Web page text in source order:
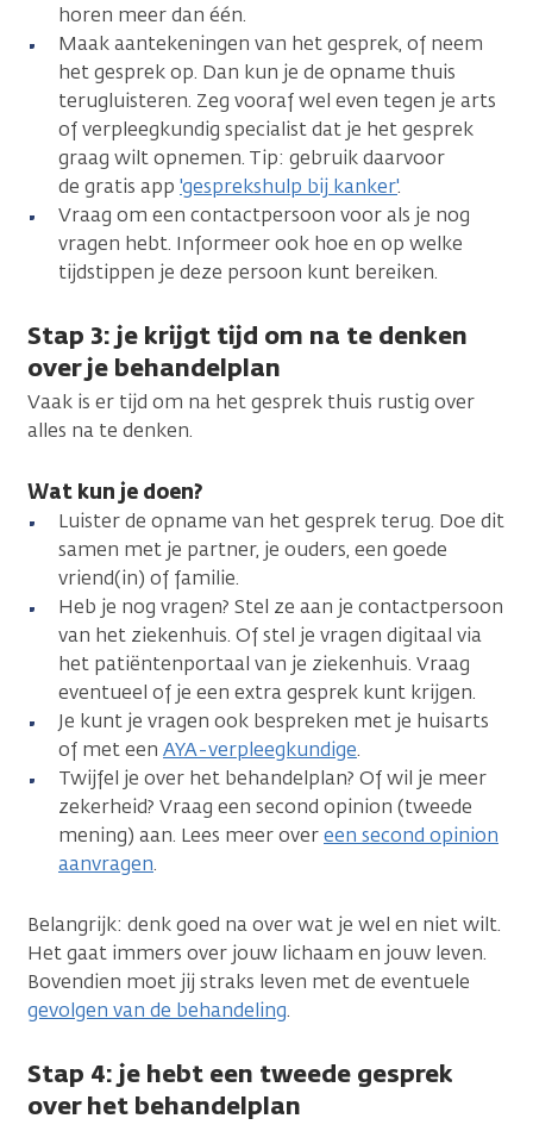
horen meer dan één.
Maak aantekeningen van het gesprek, of neem
het gesprek op. Dan kun je de opname thuis
terugluisteren. Zeg vooraf wel even tegen je arts
of verpleegkundig specialist dat je het gesprek
graag wilt opnemen. Tip: gebruik daarvoor
de gratis app 'gesprekshulp bij kanker'.
Vraag om een contactpersoon voor als je nog
vragen hebt. Informeer ook hoe en op welke
tijdstippen je deze persoon kunt bereiken.
Stap 3: je krijgt tijd om na te denken
over je behandelplan
Vaak is er tijd om na het gesprek thuis rustig over
alles na te denken.
Wat kun je doen?
Luister de opname van het gesprek terug. Doe dit
samen met je partner, je ouders, een goede
vriend(in) of familie.
Heb je nog vragen? Stel ze aan je contactpersoon
van het ziekenhuis. Of stel je vragen digitaal via
het patiëntenportaal van je ziekenhuis. Vraag
eventueel of je een extra gesprek kunt krijgen.
Je kunt je vragen ook bespreken met je huisarts
of met een AYA-verpleegkundige.
Twijfel je over het behandelplan? Of wil je meer
zekerheid? Vraag een second opinion (tweede
mening) aan. Lees meer overeen second opinion
aanvragen.
Belangrijk: denk goed na over wat je wel en niet wilt.
Het gaat immers over jouw lichaam en jouw leven.
Bovendien moet jij straks leven met de eventuele
gevolgen van de behandeling.
Stap 4: je hebt een tweede gesprek
over het behandelplan